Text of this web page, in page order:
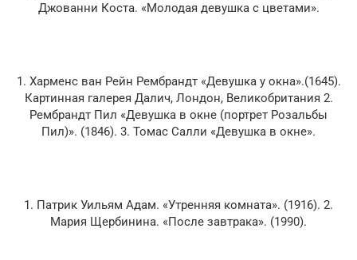
Джованни Коста. «Молодая девушка с цветами».
1. Харменс ван Рейн Рембрандт «Девушка у окна».(1645).
Картинная галерея Далич, Лондон, Великобритания 2.
Рембрандт Пил «Девушка в окне (портрет Розальбы
Пил)». (1846). 3. Томас Салли «Девушка в окне».
1. Патрик Уильям Адам. «Утренняя комната». (1916). 2.
Мария Щербинина. «После завтрака». (1990).